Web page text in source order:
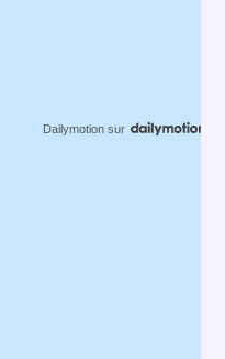
Dailymotion sur